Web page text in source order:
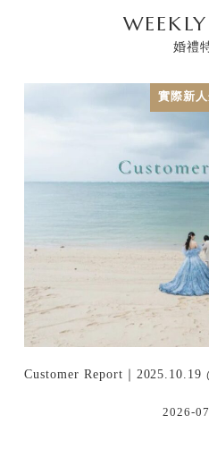
婚禮
實際新
Customer Report｜2025.10.19
2026-